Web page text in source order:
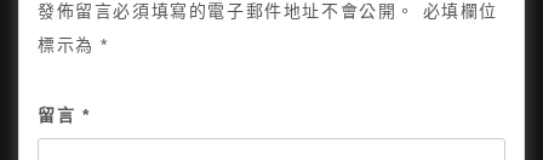
發佈留言必須填寫的電子郵件地址不會公開。
必填欄位
標示為*
留言 *
隱私政策 網站地圖 全部文章